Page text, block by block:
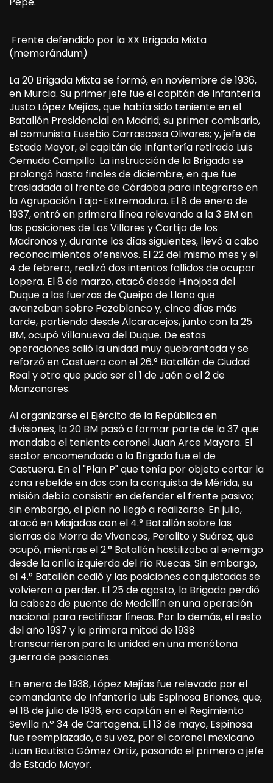
Frente defendido por la XX Brigada Mixta
(memorándum)
La 20 Brigada Mixta se formó, en noviembre de 1936,
en Murcia. Su primer jefe fue el capitán de Infantería
Justo López Mejías, que había sido teniente en el
Batallón Presidencial en Madrid; su primer comisario,
el comunista Eusebio Carrascosa Olivares; y, jefe de
Estado Mayor, el capitán de Infantería retirado Luis
Cemuda Campillo. La instrucción de la Brigada se
prolongó hasta finales de diciembre, en que fue
trasladada al frente de Córdoba para integrarse en
la Agrupación Tajo-Extremadura. El 8 de enero de
1937, entró en primera línea relevando a la 3 BM en
las posiciones de Los Villares y Cortijo de los
Madroños y, durante los días siguientes, llevó a cabo
reconocimientos ofensivos. El 22 del mismo mes y el
4 de febrero, realizó dos intentos fallidos de ocupar
Lopera. El 8 de marzo, atacó desde Hinojosa del
Duque a las fuerzas de Queipo de Llano que
avanzaban sobre Pozoblanco y, cinco días más
tarde, partiendo desde Alcaracejos, junto con la 25
BM, ocupó Villanueva del Duque. De estas
operaciones salió la unidad muy quebrantada y se
reforzó en Castuera con el 26.° Batallón de Ciudad
Real y otro que pudo ser el 1 de Jaén o el 2 de
Manzanares.
Al organizarse el Ejército de la República en
divisiones, la 20 BM pasó a formar parte de la 37 que
mandaba el teniente coronel Juan Arce Mayora. El
sector encomendado a la Brigada fue el de
Castuera. En el "Plan P" que tenía por objeto cortar la
zona rebelde en dos con la conquista de Mérida, su
misión debía consistir en defender el frente pasivo;
sin embargo, el plan no llegó a realizarse. En julio,
atacó en Miajadas con el 4.° Batallón sobre las
sierras de Morra de Vivancos, Perolito y Suárez, que
ocupó, mientras el 2.° Batallón hostilizaba al enemigo
desde la orilla izquierda del río Ruecas. Sin embargo,
el 4.° Batallón cedió y las posiciones conquistadas se
volvieron a perder. El 25 de agosto, la Brigada perdió
la cabeza de puente de Medellín en una operación
nacional para rectificar líneas. Por lo demás, el resto
del año 1937 y la primera mitad de 1938
transcurrieron para la unidad en una monótona
guerra de posiciones.
En enero de 1938, López Mejías fue relevado por el
comandante de Infantería Luis Espinosa Briones, que,
el 18 de julio de 1936, era capitán en el Regimiento
Sevilla n.º 34 de Cartagena. El 13 de mayo, Espinosa
fue reemplazado, a su vez, por el coronel mexicano
Juan Bautista Gómez Ortiz, pasando el primero a jefe
de Estado Mayor.